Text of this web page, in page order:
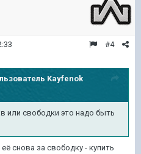
#4
Kayfenok
или свободки это надо быть
снова за свободку - купить